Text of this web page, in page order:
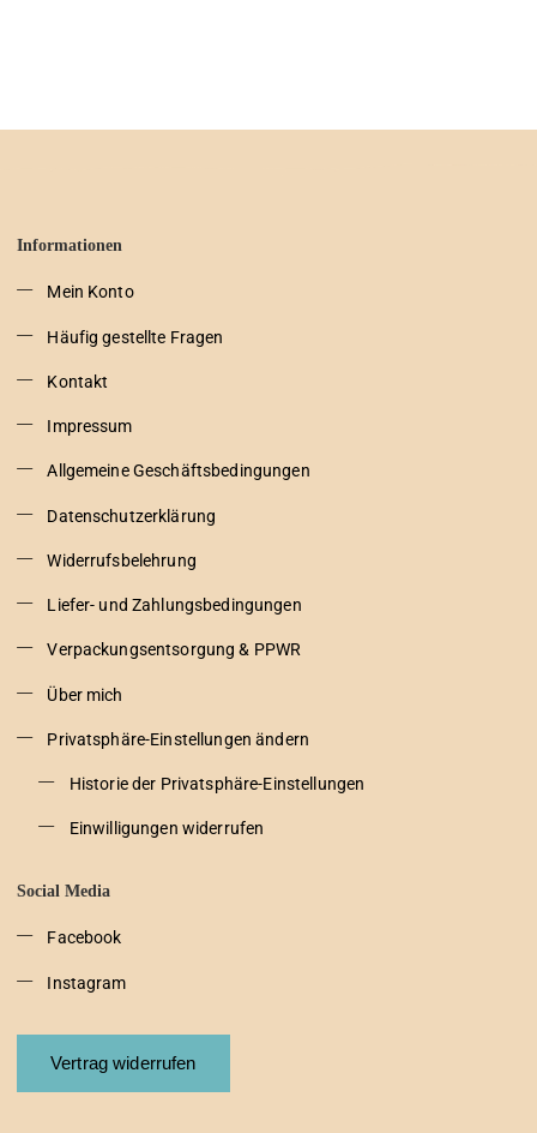
Informationen
Mein Konto
Häufig gestellte Fragen
Kontakt
Impressum
Allgemeine Geschäftsbedingungen
Datenschutzerklärung
Widerrufsbelehrung
Liefer- und Zahlungsbedingungen
Verpackungsentsorgung & PPWR
Über mich
Privatsphäre-Einstellungen ändern
Historie der Privatsphäre-Einstellungen
Einwilligungen widerrufen
Social Media
Facebook
Instagram
Vertrag widerrufen